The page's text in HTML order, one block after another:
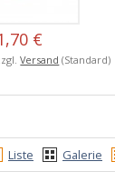
€
Versand (Standard)
Liste Galerie